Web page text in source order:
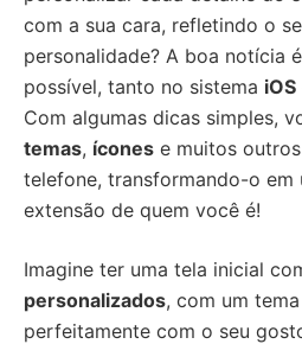
com a sua cara, refletindo o
personalidade? A boa notícia
possível, tanto no sistema iOS
Com algumas dicas simples,
temas, ícones e muitos
telefone, transformando-o em
extensão de quem você é!
Imagine ter uma tela inicial
personalizados, com um
perfeitamente com o seu